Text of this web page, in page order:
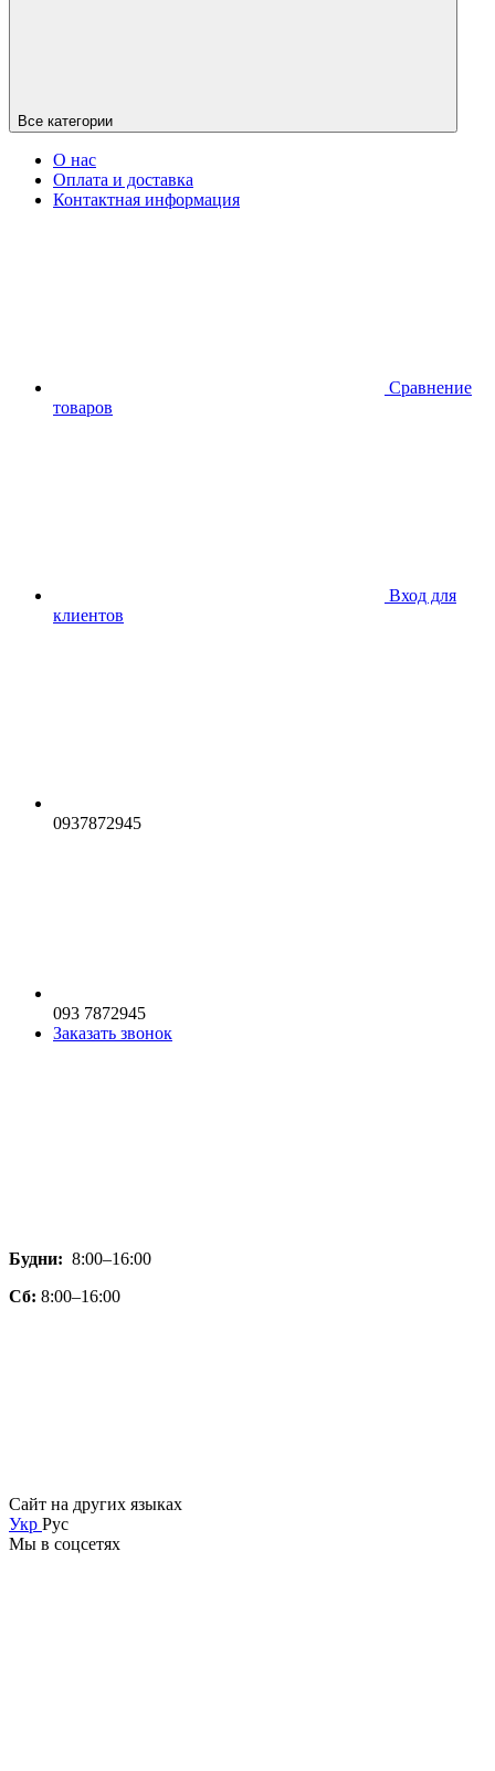
Все категории
О нас
Оплата и доставка
Контактная информация
Сравнение
товаров
Вход для
клиентов
0937872945
093 7872945
Заказать звонок
Будни: 8:00–16:00
Сб: 8:00–16:00
Сайт на других языках
Укр Рус
Мы в соцсетях